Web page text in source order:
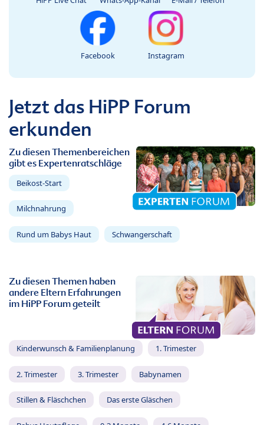
Facebook Instagram
Jetzt das HiPP Forum
erkunden
Zu diesen Themenbereichen
gibt es Expertenratschläge
Beikost-Start
Milchnahrung
Rund um Babys Haut Schwangerschaft
Zu diesen Themen haben
andere Eltern Erfahrungen
im HiPP Forum geteilt
Kinderwunsch & Familienplanung 1. Trimester
2. Trimester 3. Trimester Babynamen
Stillen & Fläschchen Das erste Gläschen